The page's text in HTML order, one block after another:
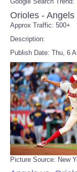
Orioles - Angels
Approx Traffic: 500+
Description:
Publish Date: Thu, 6
Picture Source: New